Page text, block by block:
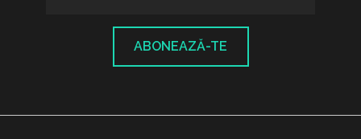
ABONEAZĂ-TE